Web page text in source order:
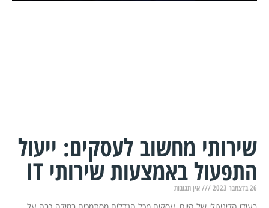
שירותי מחשוב לעסקים: ייעול
התפעול באמצעות שירותי IT
26 בדצמבר 2023 אין תגובות